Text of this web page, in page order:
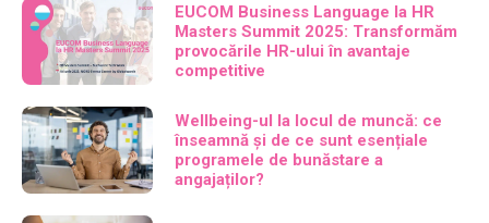
EUCOM Business Language la HR
Masters Summit 2025: Transformăm
provocările HR-ului în avantaje
competitive
Wellbeing-ul la locul de muncă: ce
înseamnă și de ce sunt esențiale
programele de bunăstare a
angajaților?